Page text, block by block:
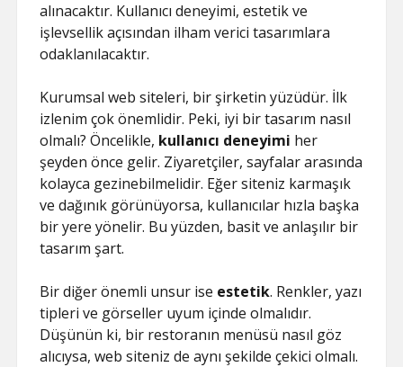
alınacaktır. Kullanıcı deneyimi, estetik ve
işlevsellik açısından ilham verici tasarımlara
odaklanılacaktır.
Kurumsal web siteleri, bir şirketin yüzüdür. İlk
izlenim çok önemlidir. Peki, iyi bir tasarım nasıl
olmalı? Öncelikle, kullanıcı deneyimi her
şeyden önce gelir. Ziyaretçiler, sayfalar arasında
kolayca gezinebilmelidir. Eğer siteniz karmaşık
ve dağınık görünüyorsa, kullanıcılar hızla başka
bir yere yönelir. Bu yüzden, basit ve anlaşılır bir
tasarım şart.
Bir diğer önemli unsur ise estetik. Renkler, yazı
tipleri ve görseller uyum içinde olmalıdır.
Düşünün ki, bir restoranın menüsü nasıl göz
alıcıysa, web siteniz de aynı şekilde çekici olmalı.